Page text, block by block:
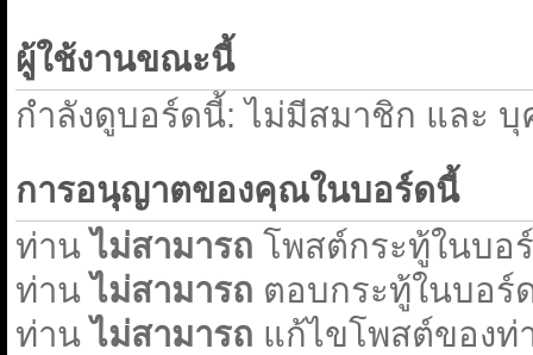
ผู้ใช้งานขณะนี้
กำลังดูบอร์ดนี้: ไม่มีสมาชิก และ
การอนุญาตของคุณในบอร์ดนี้
ท่านไม่สามารถ โพสต์กระทู้ในบอ
ท่านไม่สามารถ ตอบกระทู้ในบอร์
ท่านไม่สามารถ แก้ไขโพสต์ของท่